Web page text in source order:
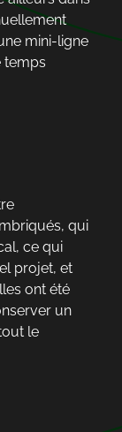
mini-ligne
temps
qui
ce qui
projet, et
ont été
un
le